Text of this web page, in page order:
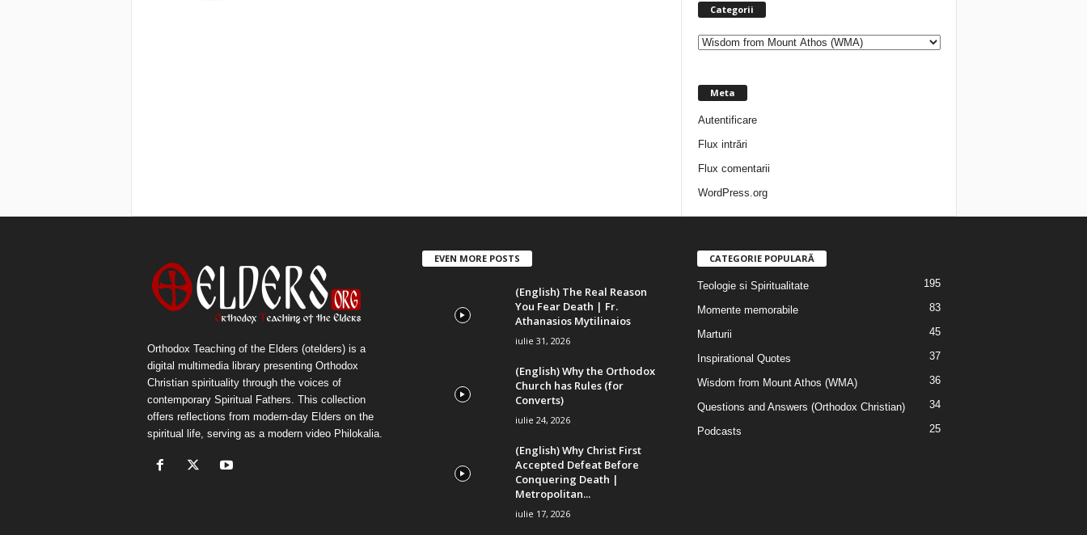
Categorii
C
o
r
i
Meta
Autentificare
Flux intrări
Flux comentarii
WordPress.org
Orthodox Teaching of the Elders (otelders) is a
digital multimedia library presenting Orthodox
Christian spirituality through the voices of
contemporary Spiritual Fathers. This collection
offers reflections from modern-day Elders on the
spiritual life, serving as a modern video Philokalia.
EVEN MORE POSTS
(English) The Real Reason
You Fear Death | Fr.
Athanasios Mytilinaios
iulie 31, 2026
(English) Why the Orthodox
Church has Rules (for
Converts)
iulie 24, 2026
(English) Why Christ First
Accepted Defeat Before
Conquering Death |
Metropolitan...
iulie 17, 2026
CATEGORIE POPULARĂ
Teologie si Spiritualitate 195
Momente memorabile 83
Marturii 45
Inspirational Quotes 37
Wisdom from Mount Athos (WMA) 36
Questions and Answers (Orthodox Christian) 34
Podcasts 25